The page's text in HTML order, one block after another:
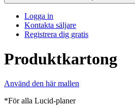
Logga in
Kontakta säljare
Registrera dig gratis
Produktkartong
Använd den här mallen
*För alla Lucid-planer